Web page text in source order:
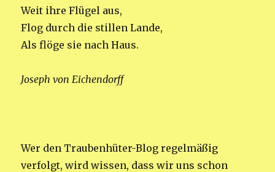
Weit ihre Flügel aus,
Flog durch die stillen Lande,
Als flöge sie nach Haus.
Joseph von Eichendorff
Wer den Traubenhüter-Blog regelmäßig
verfolgt, wird wissen, dass wir uns schon